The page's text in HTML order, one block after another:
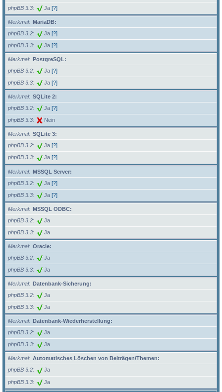
phpBB 3.3 Ja [?]
Merkmal
MariaDB:
phpBB 3.2
Ja [?]
phpBB 3.3 Ja [?]
Merkmal
PostgreSQL:
phpBB 3.2
Ja [?]
phpBB 3.3 Ja [?]
Merkmal
SQLite 2:
phpBB 3.2
Ja [?]
phpBB 3.3 Nein
Merkmal
SQLite 3:
phpBB 3.2
Ja [?]
phpBB 3.3 Ja [?]
Merkmal
MSSQL Server:
phpBB 3.2
Ja [?]
phpBB 3.3 Ja [?]
Merkmal
MSSQL ODBC:
phpBB 3.2
Ja
phpBB 3.3 Ja
Merkmal
Oracle:
phpBB 3.2
Ja
phpBB 3.3 Ja
Merkmal
Datenbank-Sicherung:
phpBB 3.2
Ja
phpBB 3.3 Ja
Merkmal
Datenbank-Wiederherstellung:
phpBB 3.2
Ja
phpBB 3.3 Ja
Merkmal
Automatisches Löschen von Beiträgen/Themen:
phpBB 3.2
Ja
phpBB 3.3 Ja